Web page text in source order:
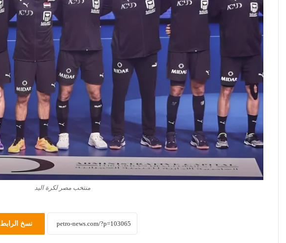
منتخب مصر لكرة اليد
نسخ الرابط